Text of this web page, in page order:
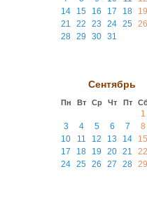
14
15 16 17 18
19
21
22 23 24 25
26
28 29 30 31
Сентябрь
Пн Вт Ср Чт Пт
1
3
4 5 6 7
8
10
11 12 13 14
15
17
18 19 20 21
22
24 25 26 27 28 29